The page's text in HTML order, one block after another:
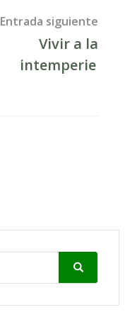
Entrada siguiente
Vivir a la
intemperie
Search